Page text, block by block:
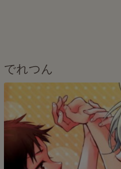
でれつん